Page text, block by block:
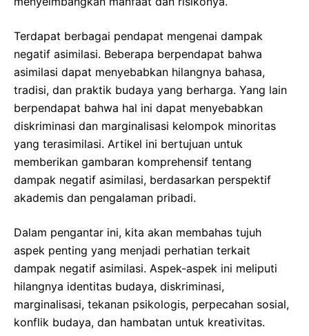
Terdapat berbagai pendapat mengenai dampak
negatif asimilasi. Beberapa berpendapat bahwa
asimilasi dapat menyebabkan hilangnya bahasa,
tradisi, dan praktik budaya yang berharga. Yang lain
berpendapat bahwa hal ini dapat menyebabkan
diskriminasi dan marginalisasi kelompok minoritas
yang terasimilasi. Artikel ini bertujuan untuk
memberikan gambaran komprehensif tentang
dampak negatif asimilasi, berdasarkan perspektif
akademis dan pengalaman pribadi.
Dalam pengantar ini, kita akan membahas tujuh
aspek penting yang menjadi perhatian terkait
dampak negatif asimilasi. Aspek-aspek ini meliputi
hilangnya identitas budaya, diskriminasi,
marginalisasi, tekanan psikologis, perpecahan sosial,
konflik budaya, dan hambatan untuk kreativitas.